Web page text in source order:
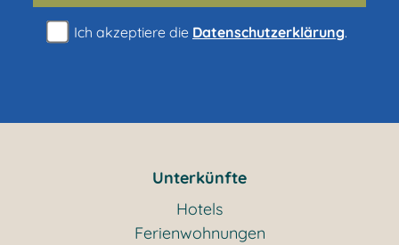
Ich akzeptiere die Datenschutzerklärung.
Unterkünfte
Hotels
Ferienwohnungen